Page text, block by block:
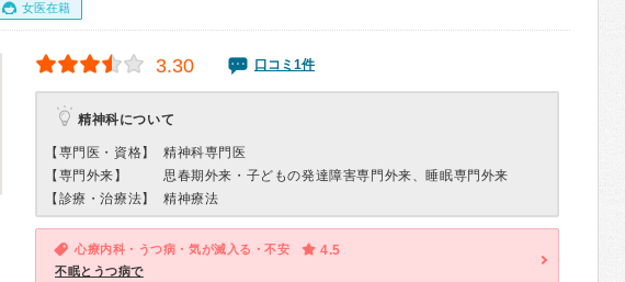
女医在籍
3.30 口コミ1件
精神科について
【専門医・資格】
精神科専門医
【専門外来】
思春期外来・子どもの発達障害専門外来、睡眠専門外来
【診療・治療法】
精神療法
心療内科・うつ病・気が滅入る・不安 4.5
不眠とうつ病で